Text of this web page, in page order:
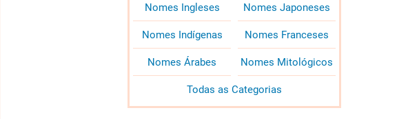
Nomes Ingleses Nomes Japoneses
Nomes Indígenas Nomes Franceses
Nomes Árabes Nomes Mitológicos
Todas as Categorias